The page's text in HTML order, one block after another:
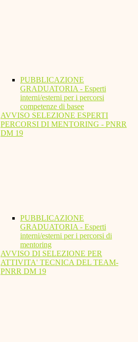
PUBBLICAZIONE
GRADUATORIA - Esperti
interni/esterni per i percorsi
competenze di basee
AVVISO SELEZIONE ESPERTI
PERCORSI DI MENTORING - PNRR
DM 19
PUBBLICAZIONE
GRADUATORIA - Esperti
interni/esterni per i percorsi di
mentoring
AVVISO DI SELEZIONE PER
ATTIVITA' TECNICA DEL TEAM-
PNRR DM 19